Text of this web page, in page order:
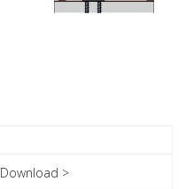
Download >